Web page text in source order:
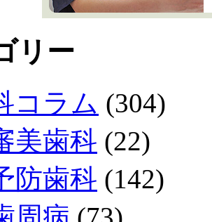
リー
コラム (304)
美歯科 (22)
防歯科 (142)